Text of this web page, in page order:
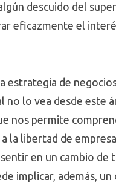
descuido del
eficazmente el
estrategia de
lo vea desde este
nos permite
la libertad de
en un cambio
implicar, además,